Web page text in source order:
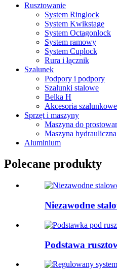
Rusztowanie
System Ringlock
System Kwikstage
System Octagonlock
System ramowy
System Cuplock
Rura i łącznik
Szalunek
Podpory i podpory
Szalunki stalowe
Belka H
Akcesoria szalunkowe
Sprzęt i maszyny
Maszyna do
Maszyna hydrauliczna
Aluminium
Polecane produkty
Niezawodne
Podstawa